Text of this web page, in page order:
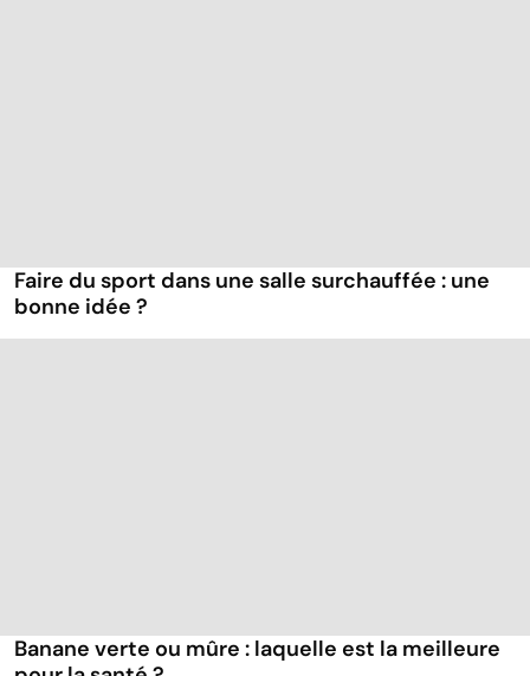
Faire du sport dans une salle surchauffée : une
bonne idée ?
Banane verte ou mûre : laquelle est la meilleure